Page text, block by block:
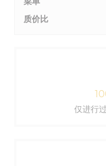
质价比
仅进行